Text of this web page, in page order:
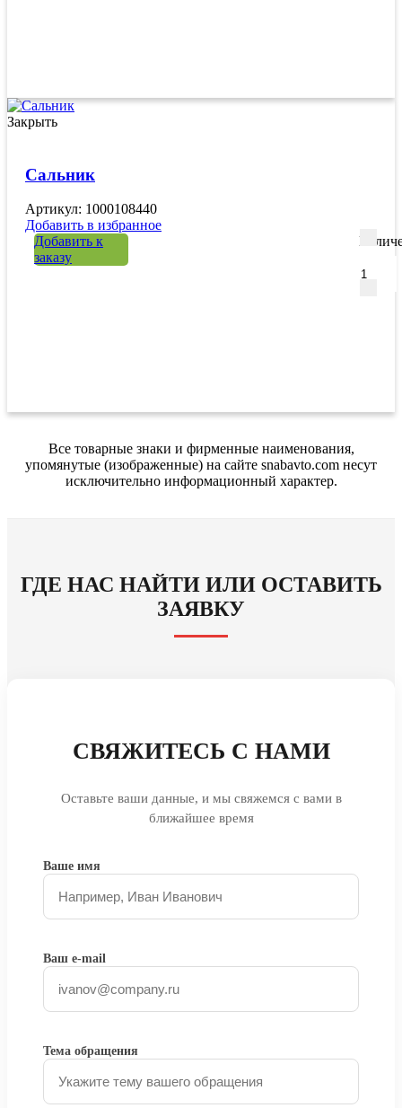
Закрыть
Сальник
Артикул: 1000108440
Добавить в избранное
Добавить к
заказу
Все товарные знаки и фирменные наименования,
упомянутые (изображенные) на сайте snabavto.com несут
исключительно информационный характер.
ГДЕ НАС НАЙТИ ИЛИ ОСТАВИТЬ
ЗАЯВКУ
СВЯЖИТЕСЬ С НАМИ
Оставьте ваши данные, и мы свяжемся с вами в
ближайшее время
Ваше имя
Ваш e-mail
Тема обращения